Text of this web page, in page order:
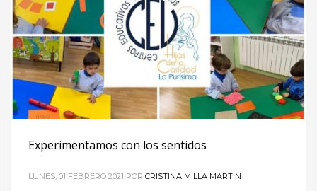
Experimentamos con los sentidos
LUNES, 01 FEBRERO 2021 POR CRISTINA MILLA MARTIN